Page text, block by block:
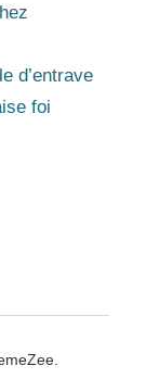
d’entrave
foi